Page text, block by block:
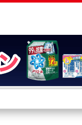
舗サービス
ト取り置き